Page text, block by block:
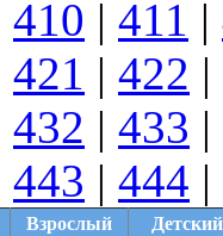
410 | 411 |
421 | 422 |
432 | 433 |
443 | 444 |
Взрослый
Детский